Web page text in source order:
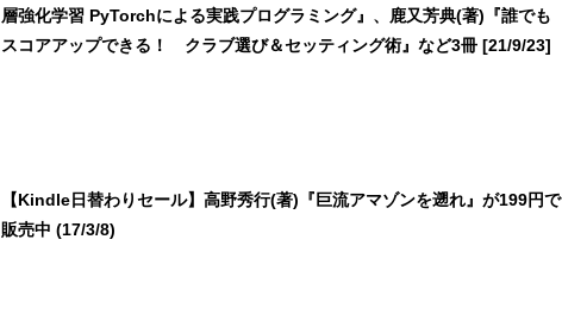
層強化学習 PyTorchによる実践プログラミング』、鹿又芳典(著)『誰でも
スコアアップできる！ クラブ選び＆セッティング術』など3冊 [21/9/23]
【Kindle日替わりセール】高野秀行(著)『巨流アマゾンを遡れ』が199円で
販売中 (17/3/8)